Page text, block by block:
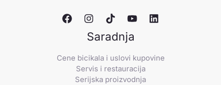
Saradnja
Cene bicikala i uslovi kupovine
Servis i restauracija
Serijska proizvodnja